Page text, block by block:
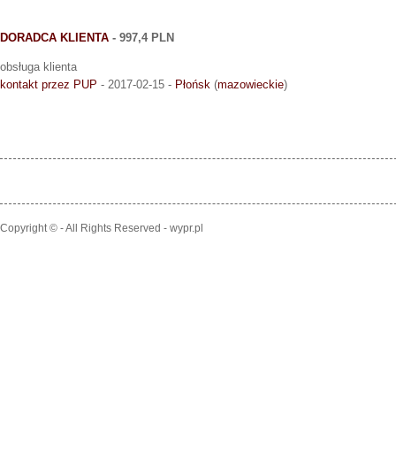
DORADCA KLIENTA - 997,4 PLN
obsługa klienta
kontakt przez PUP - 2017-02-15 - Płońsk (mazowieckie)
Copyright © - All Rights Reserved - wypr.pl